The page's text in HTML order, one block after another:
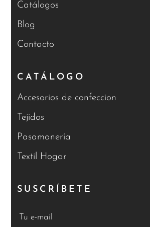
Catálogos
Blog
Contacto
CATÁLOGO
Accesorios de confeccion
Tejidos
Pasamanería
Textil Hogar
SUSCRÍBETE